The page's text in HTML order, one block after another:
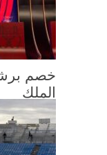
خصم
الملك